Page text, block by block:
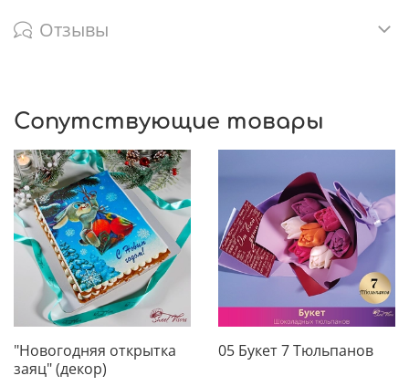
Отзывы
Сопутствующие товары
"Новогодняя открытка
заяц" (декор)
05 Букет 7 Тюльпанов